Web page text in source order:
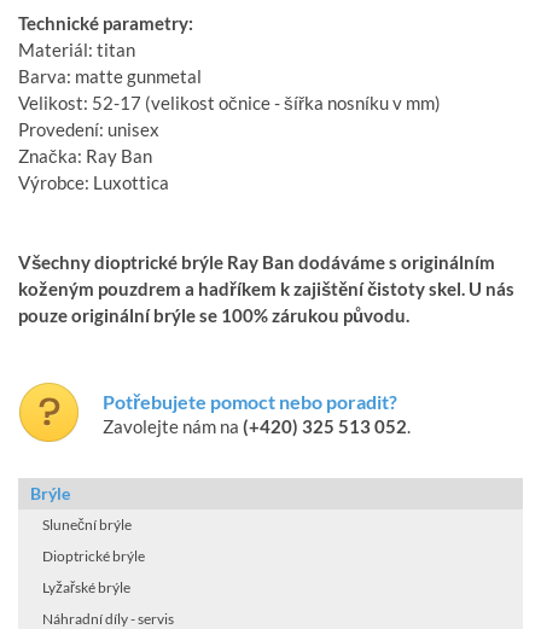
Technické parametry:
Materiál: titan
Barva: matte gunmetal
Velikost: 52-17 (velikost očnice - šířka nosníku v mm)
Provedení: unisex
Značka: Ray Ban
Výrobce: Luxottica
Všechny dioptrické brýle Ray Ban dodáváme s originálním
koženým pouzdrem a hadříkem k zajištění čistoty skel. U nás
pouze originální brýle se 100% zárukou původu.
Potřebujete pomoct nebo poradit?
Zavolejte nám na (+420) 325 513 052
Brýle
Sluneční brýle
Dioptrické brýle
Lyžařské brýle
Náhradní díly - servis